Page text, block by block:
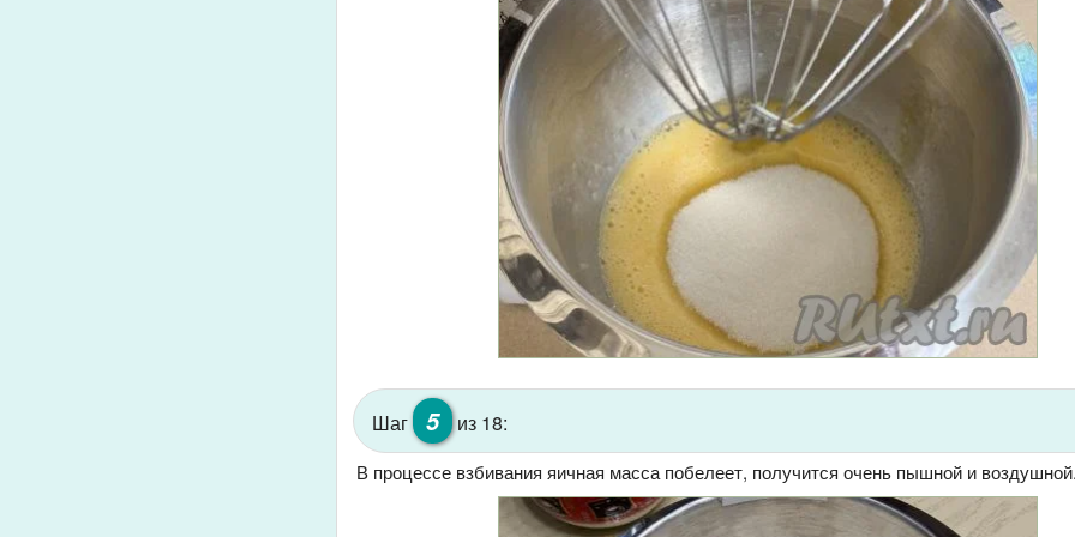
Шаг 5 из 18:
В процессе взбивания яичная масса побелеет, получится очень пышной и